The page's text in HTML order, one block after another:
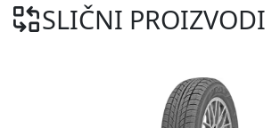
SLIČNI PROIZVODI